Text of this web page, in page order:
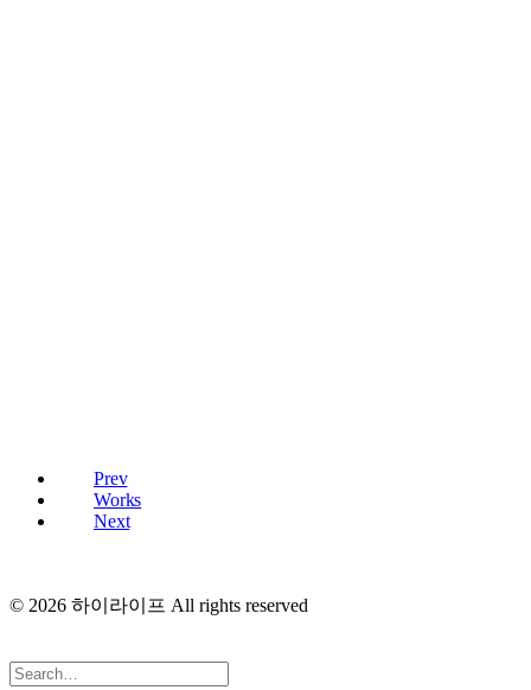
Prev
Works
Next
© 2026 하이라이프 All rights reserved